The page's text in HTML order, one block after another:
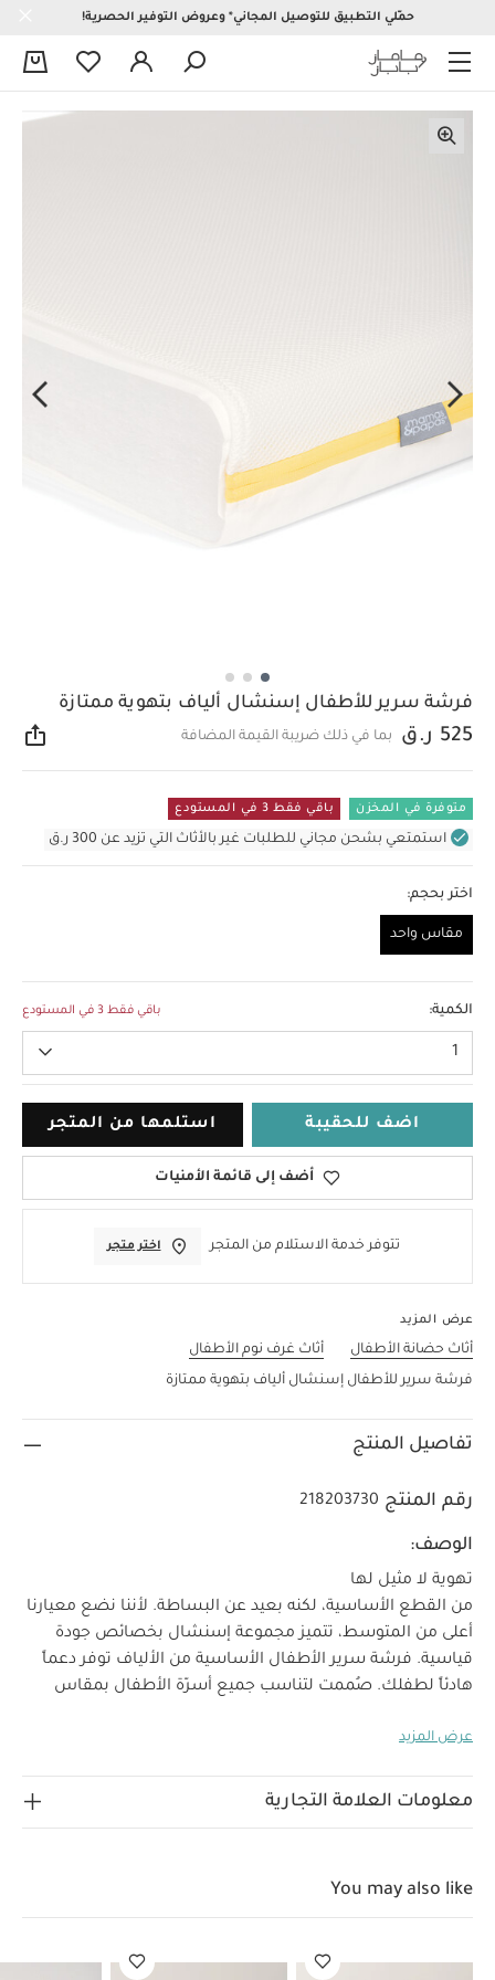
حمّلي التطبيق للتوصيل المجاني* وعروض التوفير الحصرية!
فرشة سرير للأطفال إسنشال ألياف بتهوية ممتازة
525 ر.ق بما في ذلك ضريبة القيمة المضافة
متوفرة في المخزن باقي فقط 3 في المستودع
استمتعي بشحن مجاني للطلبات غير بالأثاث التي تزيد عن 300 ر.ق
اختر بحجم:
مقاس واحد
الكمية: باقي فقط 3 في المستودع
1
اضف للحقيبة استلمها من المتجر
أضف إلى قائمة الأمنيات
تتوفر خدمة الاستلام من المتجر اختر متجر
عرض المزيد
أثاث حضانة الأطفال
أثاث غرف نوم الأطفال
فرشة سرير للأطفال إسنشال ألياف بتهوية ممتازة
تفاصيل المنتج
رقم المنتج 218203730
الوصف:
تهوية لا مثيل لها
من القطع الأساسية، لكنه بعيد عن البساطة. لأننا نضع معيارنا
أعلى من المتوسط، تتميز مجموعة إسنشال بخصائص جودة
قياسية. فرشة سرير الأطفال الأساسية من الألياف توفر دعماً
هادئاً لطفلك. صُممت لتناسب جميع أسرّة الأطفال بمقاس
للمسح، يوفر حماية إضافية مع الغطاء الخارجي ضد غبار المنزل
مستوى من التهوية وتنظيم حرارة جسم الطفل.
العلوي مع معالجة بيوروتكس مضادة للحساسية يقلل بشكل
المواصفات:
عرض المزيد
معلومات العلامة التجارية
You may also like